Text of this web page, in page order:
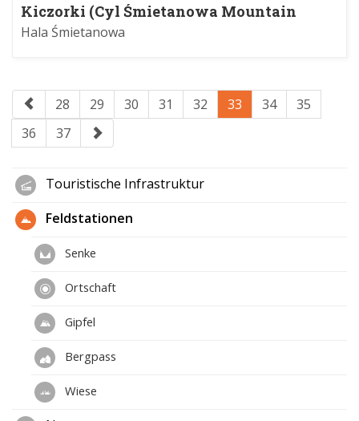
Kiczorki (Cyl Śmietanowa Mountain
Pasture)
Hala Śmietanowa
28 29 30 31 32 33 34
35
36
37
Touristische Infrastruktur
Feldstationen
Senke
Ortschaft
Gipfel
Bergpass
Wiese